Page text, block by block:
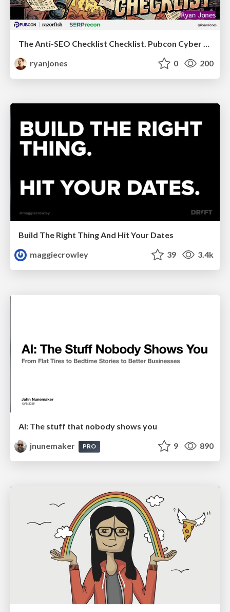
ryanjones
0 200
Build The Right Thing And Hit Your Dates
maggiecrowley
39 3.4k
AI: The stuff that nobody shows you
jnunemaker
PRO 9 890